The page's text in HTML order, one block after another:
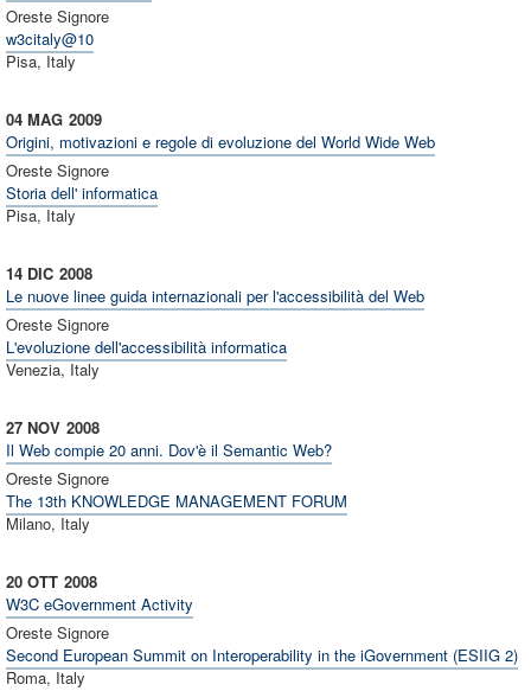
Oreste Signore
w3citaly@10
Pisa, Italy
2009
04 MAG
Origini, motivazioni e regole di evoluzione del World Wide Web
Oreste Signore
Storia dell' informatica
Pisa, Italy
2008
14 DIC
Le nuove linee guida internazionali per l'accessibilità del Web
Oreste Signore
L'evoluzione dell'accessibilità informatica
Venezia, Italy
2008
27 NOV
Il Web compie 20 anni. Dov'è il Semantic Web?
Oreste Signore
The 13th KNOWLEDGE MANAGEMENT FORUM
Milano, Italy
2008
20 OTT
W3C eGovernment Activity
Oreste Signore
Second European Summit on Interoperability in the iGovernment (ESIIG 2)
Roma, Italy